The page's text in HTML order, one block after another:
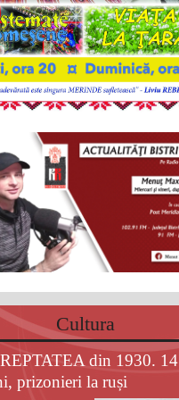
Cultura
din 1930. 14
prizonieri la ruși